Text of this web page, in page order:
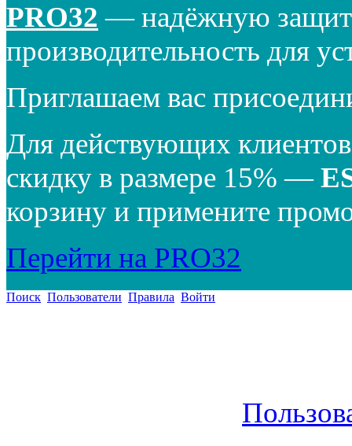
PRO32 — надёжную
производительность для
Приглашаем вас
Для действующих
скидку в размере 15% —
корзину и примените
Перейти на PRO32
Поиск Пользователи Правила Войти